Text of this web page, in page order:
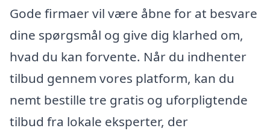
Gode firmaer vil være åbne for at besvare
dine spørgsmål og give dig klarhed om,
hvad du kan forvente. Når du indhenter
tilbud gennem vores platform, kan du
nemt bestille tre gratis og uforpligtende
tilbud fra lokale eksperter, der